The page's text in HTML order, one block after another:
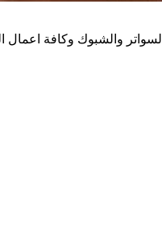
والشبوك وكافة اعمال